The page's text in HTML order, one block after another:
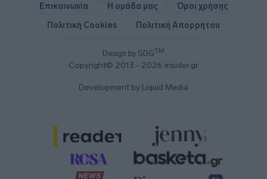
Design by SDGTM
Copyright© 2013 - 2026 insider.gr
Επικοινωνία Η ομάδα μας
Όροι χρήσης
Πολιτική Cookies
Πολιτική Απορρήτου
Development by Liquid Media